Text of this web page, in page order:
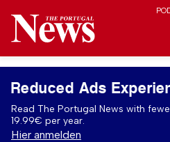
Reduced Ads
Read The Portugal News with
19.99€ per year.
Hier anmelden